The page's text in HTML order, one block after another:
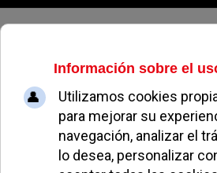
Sábado, 08 de agosto de
Ya quitaron el cartel
de la pasarela del
Concepción